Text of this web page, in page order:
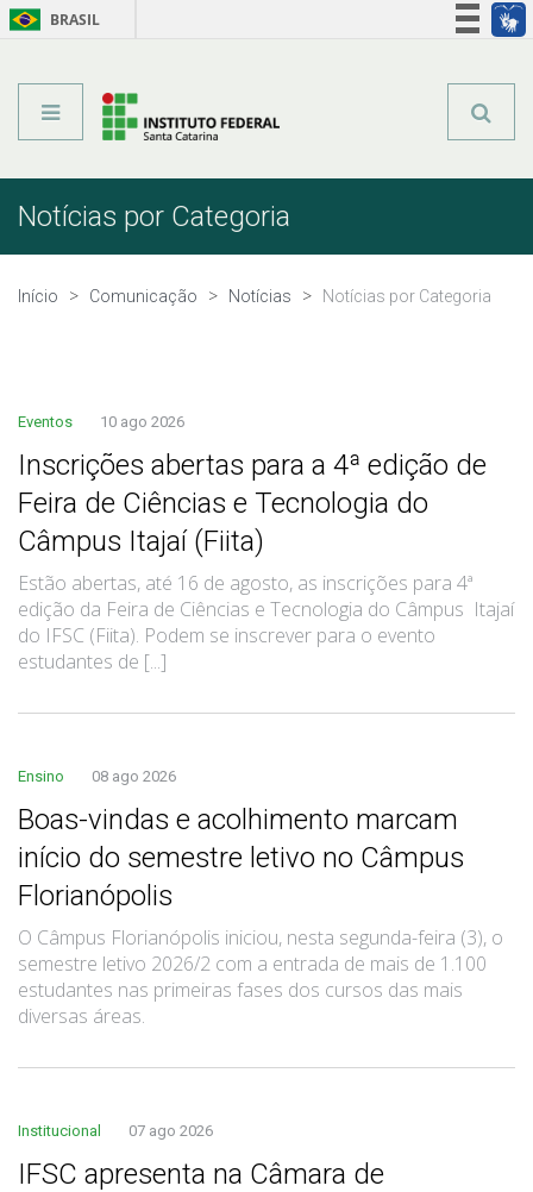
BRASIL
Notícias por Categoria
Início Comunicação Notícias Notícias por Categoria
Eventos 10 ago 2026
Inscrições abertas para a 4ª edição de
Feira de Ciências e Tecnologia do
Câmpus Itajaí (Fiita)
Estão abertas, até 16 de agosto, as inscrições para 4ª
edição da Feira de Ciências e Tecnologia do Câmpus Itajaí
do IFSC (Fiita). Podem se inscrever para o evento
estudantes de [...]
Ensino 08 ago 2026
Boas-vindas e acolhimento marcam
início do semestre letivo no Câmpus
Florianópolis
O Câmpus Florianópolis iniciou, nesta segunda-feira (3), o
semestre letivo 2026/2 com a entrada de mais de 1.100
estudantes nas primeiras fases dos cursos das mais
diversas áreas.
Institucional 07 ago 2026
IFSC apresenta na Câmara de